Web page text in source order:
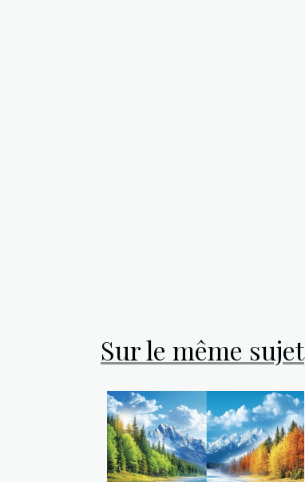
Sur le même sujet